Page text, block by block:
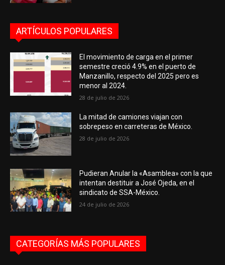
ARTÍCULOS POPULARES
El movimiento de carga en el primer
semestre creció 4.9% en el puerto de
Manzanillo, respecto del 2025 pero es
menor al 2024.
28 de julio de 2026
La mitad de camiones viajan con
sobrepeso en carreteras de México.
28 de julio de 2026
Pudieran Anular la «Asamblea» con la que
intentan destituir a José Ojeda, en el
sindicato de SSA-México.
24 de julio de 2026
CATEGORÍAS MÁS POPULARES